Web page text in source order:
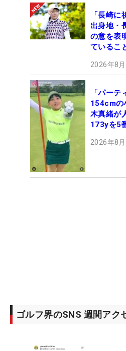
「長崎
出身地・
の意を表
ているこ
2026年8
「パー
154cmの
木真緒が
173yを5
2026年8
ゴルフ界のSNS 週間アク